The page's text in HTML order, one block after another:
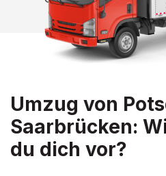
Umzug von
Saarbrücken:
du dich vor?